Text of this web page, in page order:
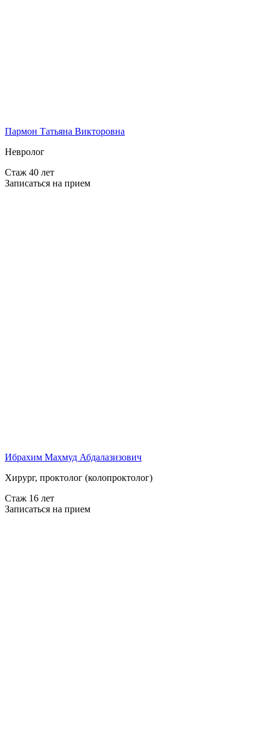
Пармон Татьяна Викторовна
Невролог
Стаж 40 лет
Записаться на прием
Ибрахим Махмуд Абдалазизович
Хирург, проктолог (колопроктолог)
Стаж 16 лет
Записаться на прием